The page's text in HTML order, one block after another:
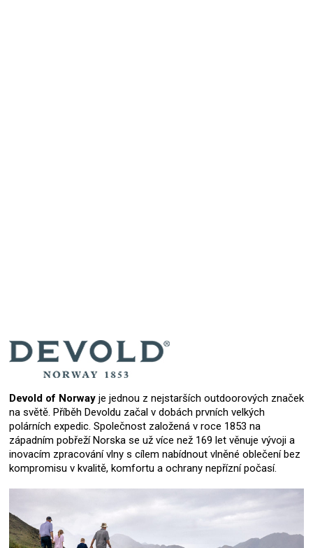
Devold of Norway je jednou z nejstarších outdoorových značek
na světě. Příběh Devoldu začal v dobách prvních velkých
polárních expedic. Společnost založená v roce 1853 na
západním pobřeží Norska se už více než 169 let věnuje vývoji a
inovacím zpracování vlny s cílem nabídnout vlněné oblečení bez
kompromisu v kvalitě, komfortu a ochrany nepřízní počasí.